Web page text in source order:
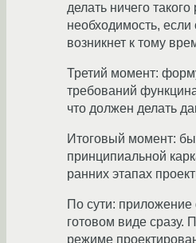
делать ничего
необходимость, если
возникнет к тому
Третий момент:
требований
что должен делать
Итоговый момент:
принципиальной
ранних этапах
По сути: приложение
готовом виде сразу.
режиме